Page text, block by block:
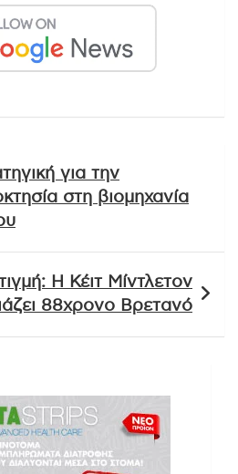
για την
στη βιομηχανία
Η Κέιτ Μίντλετον
88χρονο Βρετανό